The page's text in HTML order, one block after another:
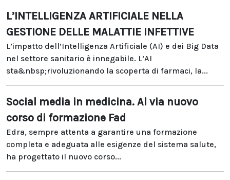
L’INTELLIGENZA ARTIFICIALE NELLA
GESTIONE DELLE MALATTIE INFETTIVE
L’impatto dell’Intelligenza Artificiale (AI) e dei Big Data
nel settore sanitario è innegabile. L’AI
sta&nbsp;rivoluzionando la scoperta di farmaci, la...
Social media in medicina. Al via nuovo
corso di formazione Fad
Edra, sempre attenta a garantire una formazione
completa e adeguata alle esigenze del sistema salute,
ha progettato il nuovo corso...